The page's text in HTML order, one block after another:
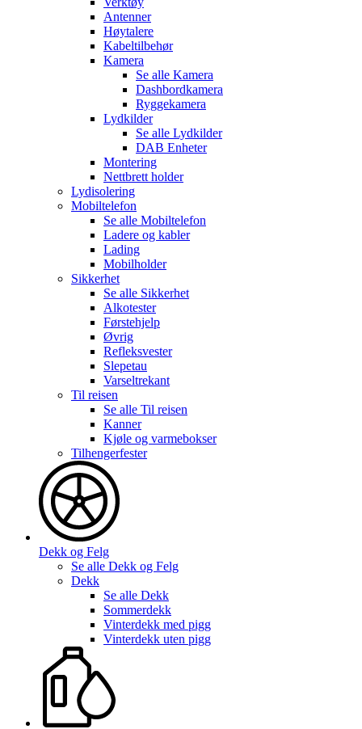
Antenner
Høytalere
Kabeltilbehør
Kamera
Se alle Kamera
Dashbordkamera
Ryggekamera
Lydkilder
Se alle Lydkilder
DAB Enheter
Montering
Nettbrett holder
Lydisolering
Mobiltelefon
Se alle Mobiltelefon
Ladere og kabler
Lading
Mobilholder
Sikkerhet
Se alle Sikkerhet
Alkotester
Førstehjelp
Øvrig
Refleksvester
Slepetau
Varseltrekant
Til reisen
Se alle Til reisen
Kanner
Kjøle og varmebokser
Tilhengerfester
Dekk og Felg
Se alle Dekk og Felg
Dekk
Se alle Dekk
Sommerdekk
Vinterdekk med pigg
Vinterdekk uten pigg